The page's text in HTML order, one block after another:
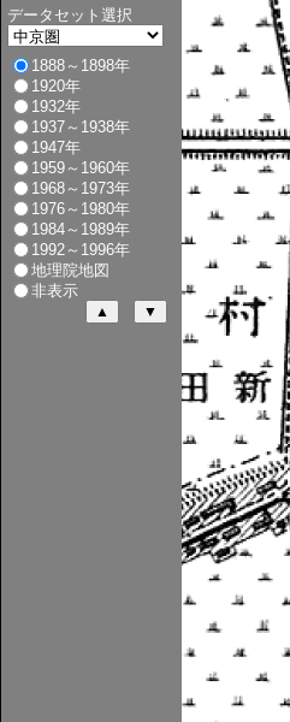
データセット選択
1888～1898年
1920年
1932年
1937～1938年
1947年
1959～1960年
1968～1973年
1976～1980年
1984～1989年
1992～1996年
地理院地図
非表示